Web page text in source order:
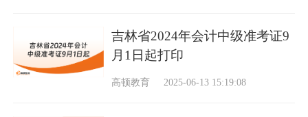
吉林省2024年会计中级准考证9
月1日起打印
高顿教育 2025-06-13 15:19:08